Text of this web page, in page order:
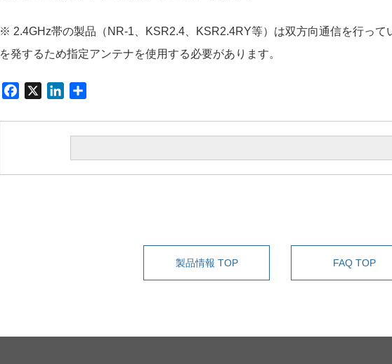
※ 2.4GHz帯の製品（NR-1、KSR2.4、KSR2.4RY等）は双方向通信を行って
を発するため指定アンテナを使用する必要があります。
c
o
n
d
製品情報 TOP FAQ TOP